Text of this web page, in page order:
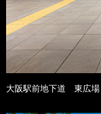
大阪駅前地下道 東広場